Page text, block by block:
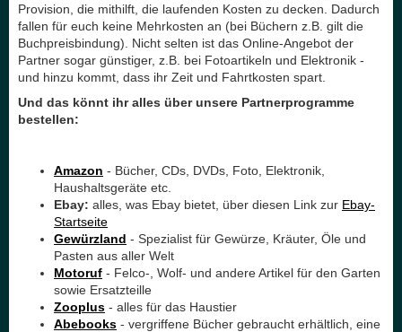
Provision, die mithilft, die laufenden Kosten zu decken. Dadurch
fallen für euch keine Mehrkosten an (bei Büchern z.B. gilt die
Buchpreisbindung). Nicht selten ist das Online-Angebot der
Partner sogar günstiger, z.B. bei Fotoartikeln und Elektronik -
und hinzu kommt, dass ihr Zeit und Fahrtkosten spart.
Und das könnt ihr alles über unsere Partnerprogramme
bestellen:
Amazon - Bücher, CDs, DVDs, Foto, Elektronik,
Haushaltsgeräte etc.
Ebay: alles, was Ebay bietet, über diesen Link zur Ebay-
Startseite
Gewürzland - Spezialist für Gewürze, Kräuter, Öle und
Pasten aus aller Welt
Motoruf - Felco-, Wolf- und andere Artikel für den Garten
sowie Ersatzteille
Zooplus - alles für das Haustier
Abebooks - vergriffene Bücher gebraucht erhältlich, eine